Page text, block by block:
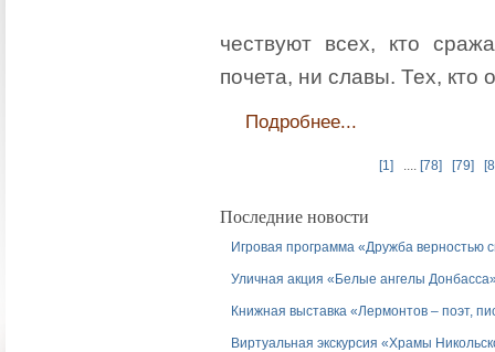
чествуют всех, кто
почета, ни славы. Тех, кто
Подробнее...
[1] .... [78] [79]
Последние новости
Игровая программа «Дружба верностью
Уличная акция «Белые ангелы
Книжная выставка «Лермонтов – поэт,
Виртуальная экскурсия «Храмы